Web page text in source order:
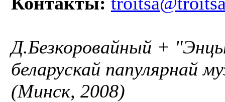
Д.Безкоровайный +
беларускай папулярнай
(Минск, 2008)